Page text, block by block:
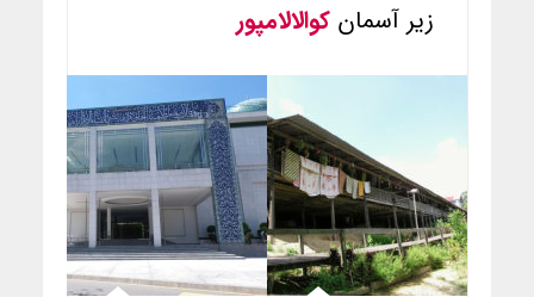
زیر آسمان کوالالامپور